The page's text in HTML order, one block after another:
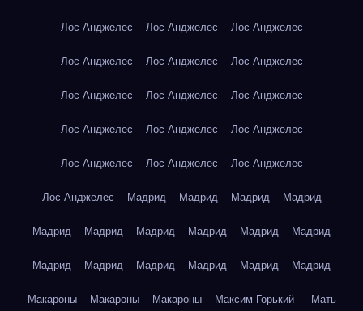
Лос-Анджелес Лос-Анджелес Лос-Анджелес
Лос-Анджелес Лос-Анджелес Лос-Анджелес
Лос-Анджелес Лос-Анджелес Лос-Анджелес
Лос-Анджелес Лос-Анджелес Лос-Анджелес
Лос-Анджелес Лос-Анджелес Лос-Анджелес
Лос-Анджелес Мадрид Мадрид Мадрид Мадрид
Мадрид Мадрид Мадрид Мадрид Мадрид Мадрид
Мадрид Мадрид Мадрид Мадрид Мадрид Мадрид
Макароны Макароны Макароны Максим Горький — Мать